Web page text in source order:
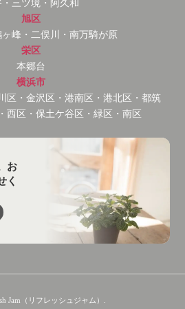
三ツ境・阿久和
旭区
峰・二俣川・南万騎が原
栄区
本郷台
横浜市
区・金沢区・港南区・港北区・都筑
西区・保土ケ谷区・緑区・南区
お
く
Jam（リフレッシュジャム）.